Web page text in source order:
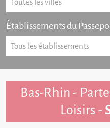
Établissements du
Bas-Rhin -
Loisirs -